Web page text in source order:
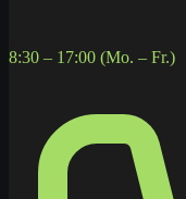
8:30 – 17:00 (Mo. – Fr.)